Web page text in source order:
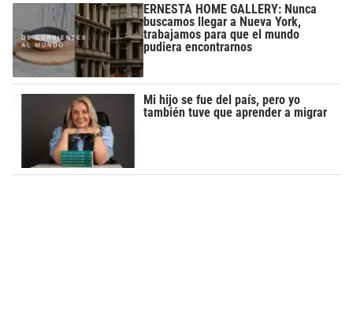
ERNESTA HOME GALLERY: Nunca
buscamos llegar a Nueva York,
trabajamos para que el mundo
pudiera encontrarnos
Mi hijo se fue del país, pero yo
también tuve que aprender a migrar